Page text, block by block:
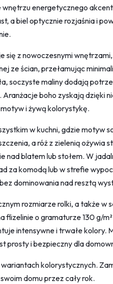
energetycznego
a biel optycznie rozjaśnia i
się z nowoczesnymi
ze ścian, przełamując
soczyste maliny dodają
boho zyskają dzięki
i żywą kolorystykę.
w kuchni, gdzie motyw
a róż z zielenią ożywia
nad blatem lub stołem. W
za komodą lub w strefie
dominowania nad resztą
rozmiarze rolki, a także
flizelinie o gramaturze 130 g/
intensywne i trwałe kolory.
prosty i bezpieczny dla
kolorystycznych.
domu przez cały rok.